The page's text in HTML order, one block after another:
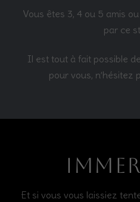
Vous êtes 3, 4 ou 5 amis
par ce
Il est tout à fait possible
pour vous, n’hésitez
Et si vous vous laissiez